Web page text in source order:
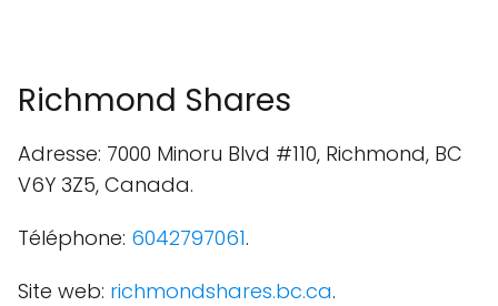
Richmond Shares
Adresse: 7000 Minoru Blvd #110, Richmond, BC
V6Y 3Z5, Canada.
Téléphone: 6042797061.
Site web: richmondshares.bc.ca.